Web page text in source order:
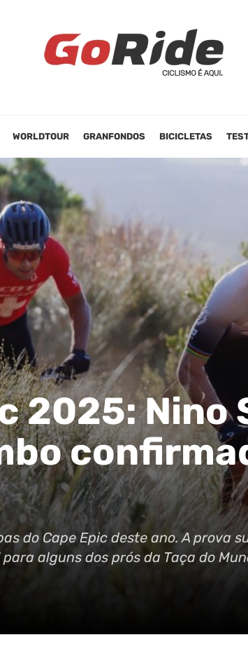
WORLDTOUR GRANFONDOS BICICLETAS
2025:
do Cape Epic deste ano. A prova
alguns dos prós da Taça do